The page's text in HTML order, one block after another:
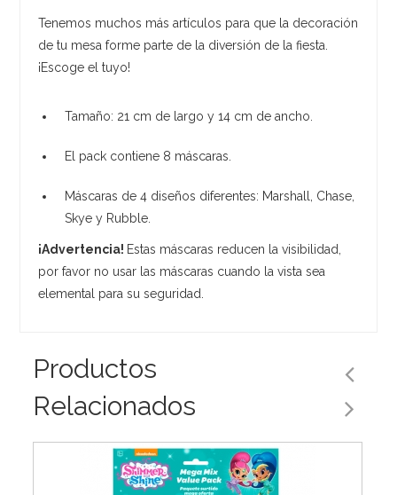
Tenemos muchos más artículos para que la decoración
de tu mesa forme parte de la diversión de la fiesta.
¡Escoge el tuyo!
Tamaño: 21 cm de largo y 14 cm de ancho.
El pack contiene 8 máscaras.
Máscaras de 4 diseños diferentes: Marshall, Chase,
Skye y Rubble.
¡Advertencia! Estas máscaras reducen la visibilidad,
por favor no usar las máscaras cuando la vista sea
elemental para su seguridad.
Productos
Relacionados